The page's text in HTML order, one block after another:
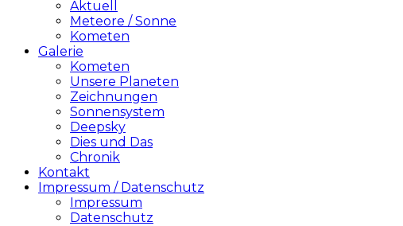
Aktuell
Meteore / Sonne
Kometen
Galerie
Kometen
Unsere Planeten
Zeichnungen
Sonnensystem
Deepsky
Dies und Das
Chronik
Kontakt
Impressum / Datenschutz
Impressum
Datenschutz